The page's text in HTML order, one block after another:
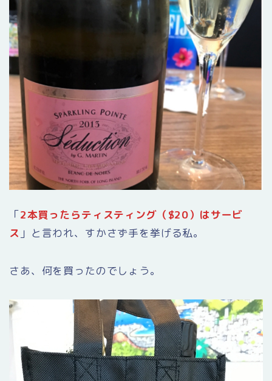
「2本買ったらティスティング（$20）はサービ
ス 」と言われ、すかさず手を挙げる私。
さあ、何を買ったのでしょう。